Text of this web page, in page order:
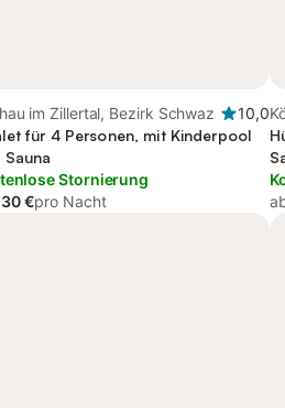
im Zillertal, Bezirk Schwaz
10,0
für 4 Personen, mit Kinderpool
Sauna
Stornierung
€pro Nacht